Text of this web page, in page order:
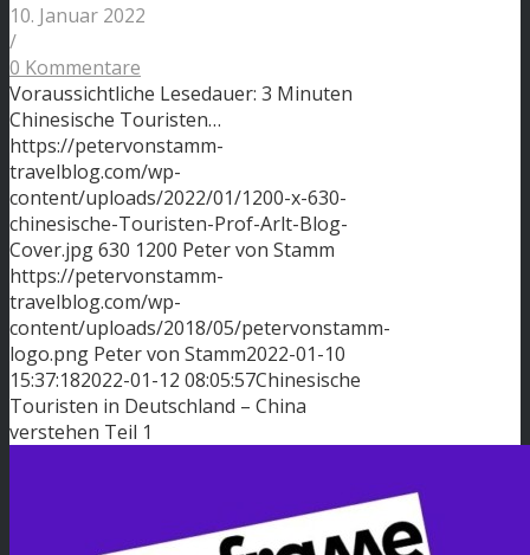
10. Januar 2022
/
0 Kommentare
Voraussichtliche Lesedauer: 3 Minuten
Chinesische Touristen…
https://petervonstamm-
travelblog.com/wp-
content/uploads/2022/01/1200-x-630-
chinesische-Touristen-Prof-Arlt-Blog-
Cover.jpg630 1200 Peter von Stamm
https://petervonstamm-
travelblog.com/wp-
content/uploads/2018/05/petervonstamm-
logo.png Peter von Stamm2022-01-10
15:37:182022-01-12 08:05:57Chinesische
Touristen in Deutschland – China
verstehen Teil 1